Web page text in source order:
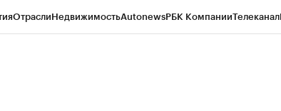
ОтраслиНедвижимостьAutonewsРБК КомпанииТелеканал